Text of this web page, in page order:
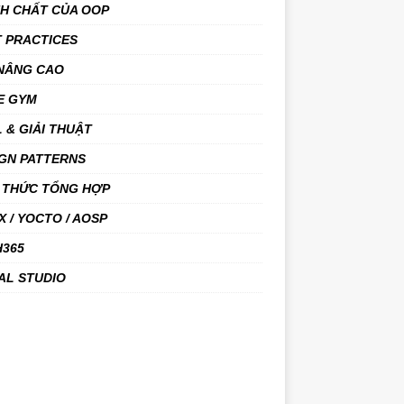
CHẤT CỦA OOP
PRACTICES
CAO
GYM
& GIẢI THUẬT
PATTERNS
TỔNG HỢP
/ YOCTO / AOSP
STUDIO